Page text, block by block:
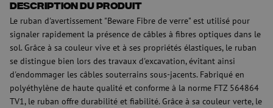
Description du produit
Le ruban d'avertissement "Beware Fibre de verre" est utilisé pour
signaler rapidement la présence de câbles à fibres optiques dans le
sol. Grâce à sa couleur vive et à ses propriétés élastiques, le ruban
se distingue bien lors des travaux d'excavation, évitant ainsi
d'endommager les câbles souterrains sous-jacents. Fabriqué en
polyéthylène de haute qualité et conforme à la norme FTZ 564864
TV1, le ruban offre durabilité et fiabilité. Grâce à sa couleur verte, le